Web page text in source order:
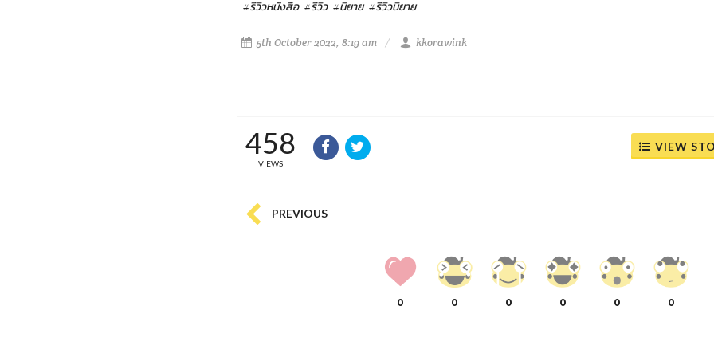
#รีวิวหนังสือ #รีวิว #นิยาย #รีวิวนิยาย
5th October 2022, 8:19 am kkorawink
458
VIEWS
VIEW
PREVIOUS
0 0 0 0 0 0